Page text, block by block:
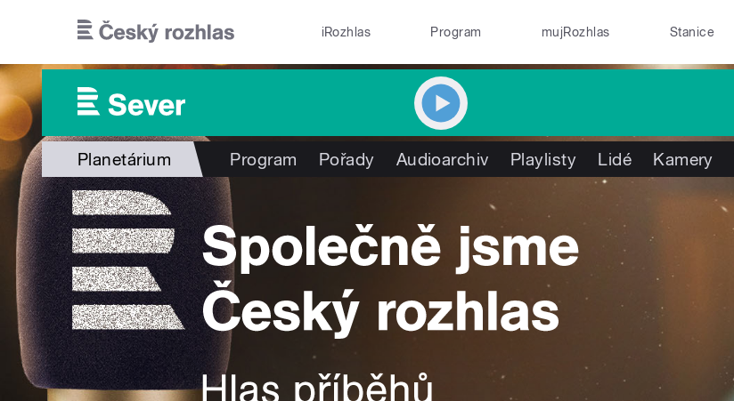
iRozhlas Program mujRozhlas Stanice
Planetárium Program Pořady Audioarchiv Playlisty Lidé Kamery